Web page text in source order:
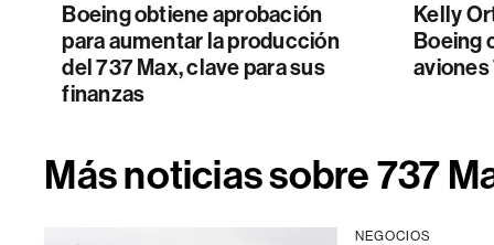
Boeing obtiene aprobación
para aumentar la producción
del 737 Max, clave para sus
finanzas
Kelly
Boeing
aviones
Más noticias sobre 737
NEGOCIOS